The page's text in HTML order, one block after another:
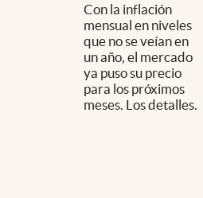
Con la inflación
mensual en niveles
que no se veían en
un año, el mercado
ya puso su precio
para los próximos
meses. Los detalles.